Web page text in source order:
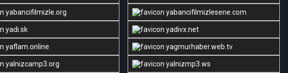
yabancifilmizle.org yabancifilmizlesene.com
yadi.sk yadivx.net
yaflam.online yagmurhaber.web.tv
yalnizcamp3.org yalnizmp3.ws